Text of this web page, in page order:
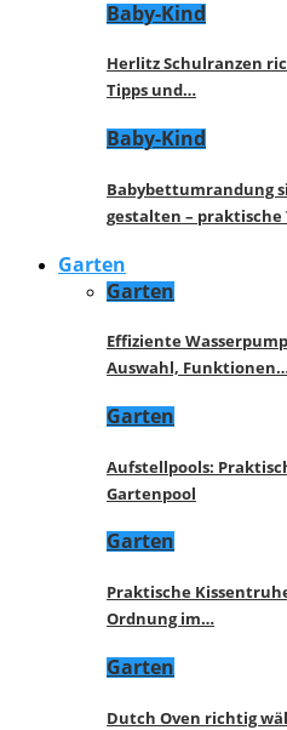
Baby-Kind
Herlitz Schulranzen
Tipps und…
Baby-Kind
Babybettumrandung
gestalten – praktische
Garten
Garten
Effiziente
Auswahl,
Garten
Aufstellpools:
Gartenpool
Garten
Praktische
Ordnung im…
Garten
Dutch Oven richtig